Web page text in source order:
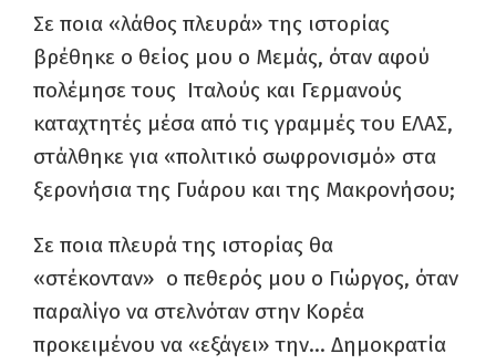
Σε ποια «λάθος πλευρά» της ιστορίας
βρέθηκε ο θείος μου ο Μεμάς, όταν αφού
πολέμησε τους Ιταλούς και Γερμανούς
καταχτητές μέσα από τις γραμμές του ΕΛΑΣ,
στάλθηκε για «πολιτικό σωφρονισμό» στα
ξερονήσια της Γυάρου και της Μακρονήσου;
Σε ποια πλευρά της ιστορίας θα
«στέκονταν» ο πεθερός μου ο Γιώργος, όταν
παραλίγο να στελνόταν στην Κορέα
προκειμένου να «εξάγει» την… Δημοκρατία